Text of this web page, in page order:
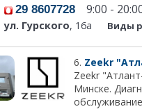
29 8607728 9:00 -
ул. Гурского, 16а Виды
6. Zeekr
Zeekr
Минске.